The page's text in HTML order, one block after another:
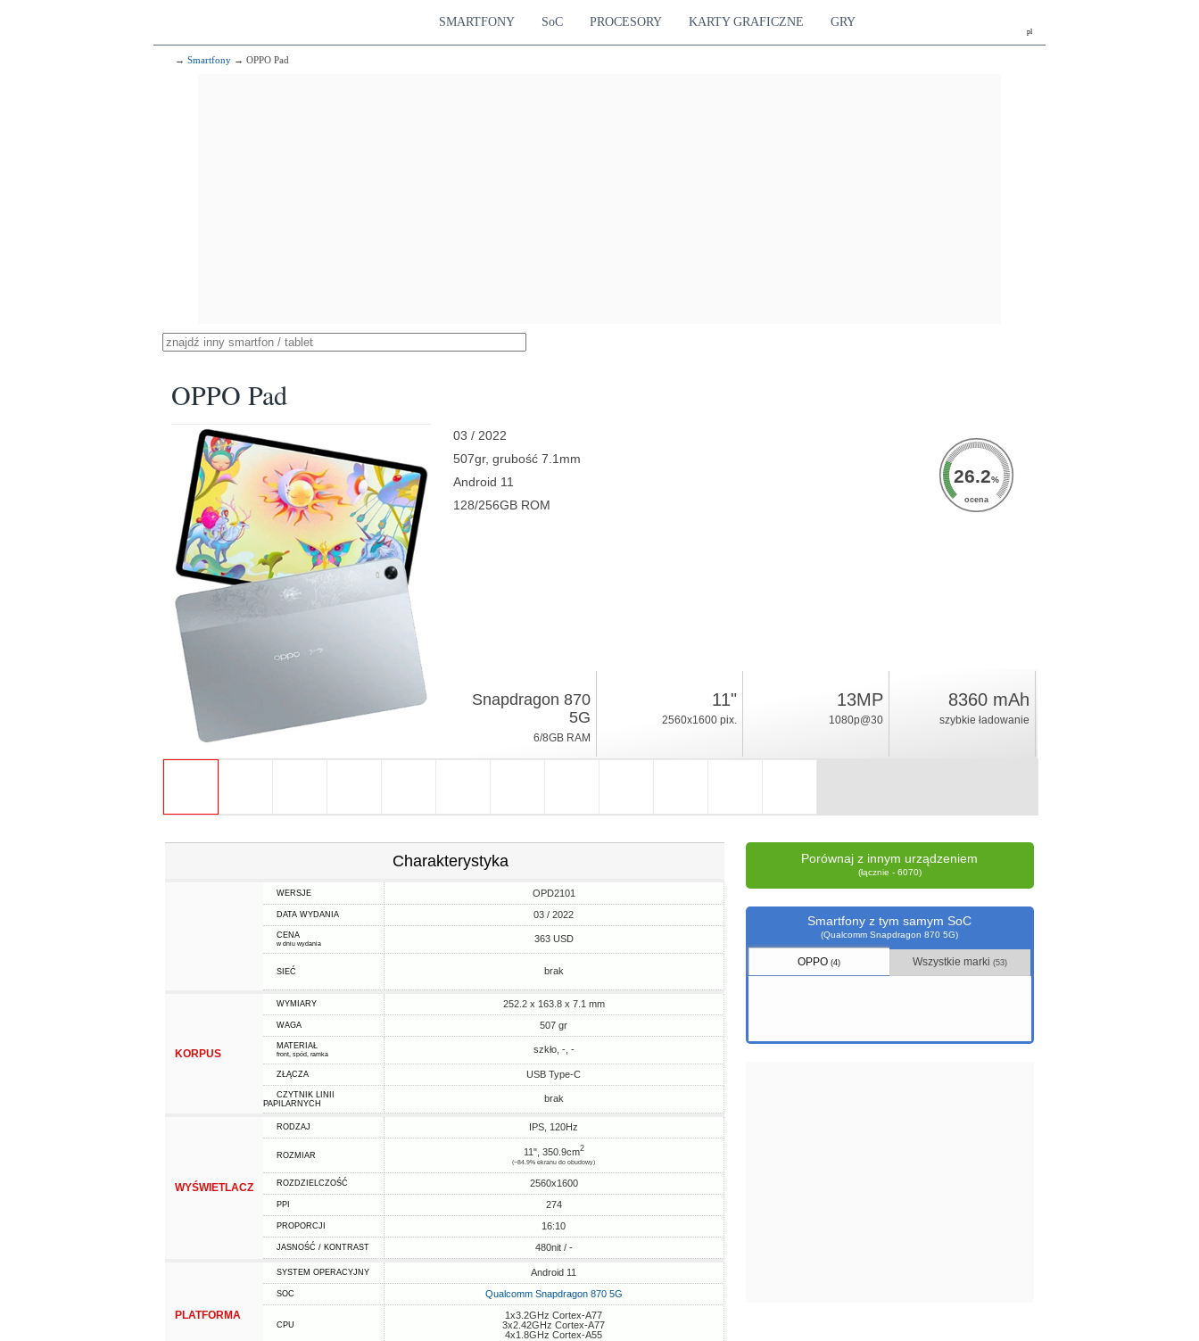
pl
SMARTFONY SoC PROCESORY KARTY GRAFICZNE GRY
→ Smartfony → OPPO Pad
OPPO Pad
03 / 2022
507gr, grubość 7.1mm
Android 11
128/256GB ROM
26.2%
ocena
Snapdragon 870
5G
6/8GB RAM
11"
2560x1600 pix.
13MP
1080p@30
8360 mAh
szybkie ładowanie
Charakterystyka
WERSJE OPD2101
DATA WYDANIA 03 / 2022
CENA
w dniu wydania 363 USD
SIEĆ brak
KORPUS
WYMIARY 252.2 x 163.8 x 7.1 mm
WAGA 507 gr
MATERIAŁ
front, spód, ramka szkło, -, -
ZŁĄCZA USB Type-C
CZYTNIK LINII
PAPILARNYCH
brak
WYŚWIETLACZ
RODZAJ IPS, 120Hz
ROZMIAR 11", 350.9cm2
(~84.9% ekranu do obudowy)
ROZDZIELCZOŚĆ 2560x1600
PPI 274
PROPORCJI 16:10
JASNOŚĆ / KONTRAST 480nit / -
PLATFORMA
SYSTEM OPERACYJNY Android 11
SOC Qualcomm Snapdragon 870 5G
CPU
1x3.2GHz Cortex-A77
3x2.42GHz Cortex-A77
4x1.8GHz Cortex-A55
Porównaj z innym urządzeniem
(łącznie - 6070)
Smartfony z tym samym SoC
(Qualcomm Snapdragon 870 5G)
OPPO(4) Wszystkie marki(53)